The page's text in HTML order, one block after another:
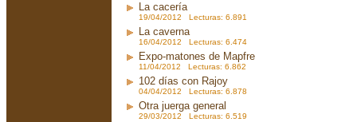
La cacería
19/04/2012 Lecturas: 6.891
La caverna
16/04/2012 Lecturas: 6.474
Expo-matones de Mapfre
11/04/2012 Lecturas: 6.862
102 días con Rajoy
04/04/2012 Lecturas: 6.878
Otra juerga general
29/03/2012 Lecturas: 6.519